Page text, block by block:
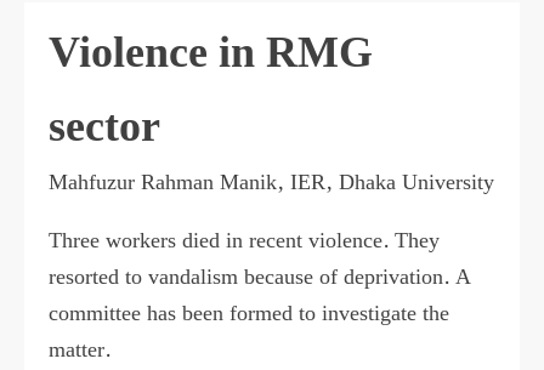
Violence in RMG
sector
Mahfuzur Rahman Manik, IER, Dhaka University
Three workers died in recent violence. They
resorted to vandalism because of deprivation. A
committee has been formed to investigate the
matter.